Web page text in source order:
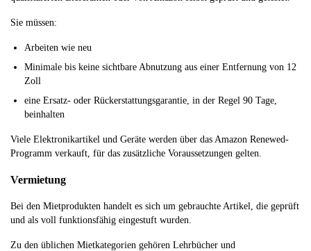
Sie müssen:
Arbeiten wie neu
Minimale bis keine sichtbare Abnutzung aus einer Entfernung von 12
Zoll
eine Ersatz- oder Rückerstattungsgarantie, in der Regel 90 Tage,
beinhalten
Viele Elektronikartikel und Geräte werden über das Amazon Renewed-
Programm verkauft, für das zusätzliche Voraussetzungen gelten.
Vermietung
Bei den Mietprodukten handelt es sich um gebrauchte Artikel, die geprüft
und als voll funktionsfähig eingestuft wurden.
Zu den üblichen Mietkategorien gehören Lehrbücher und